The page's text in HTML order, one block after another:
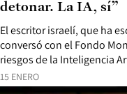
15 ENERO
El escritor israelí, que ha
conversó con el Fondo
riesgos de la Inteligencia
detonar. La IA, sí”